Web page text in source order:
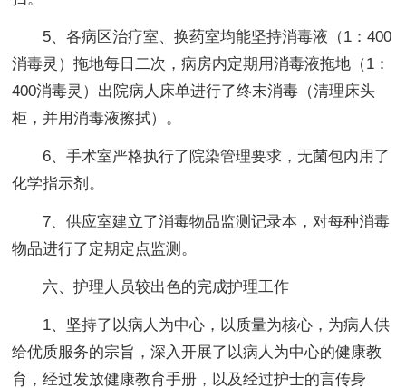
5、各病区治疗室、换药室均能坚持消毒液（1：400
消毒灵）拖地每日二次，病房内定期用消毒液拖地（1：
400消毒灵）出院病人床单进行了终末消毒（清理床头
柜，并用消毒液擦拭）。
6、手术室严格执行了院染管理要求，无菌包内用了
化学指示剂。
7、供应室建立了消毒物品监测记录本，对每种消毒
物品进行了定期定点监测。
六、护理人员较出色的完成护理工作
1、坚持了以病人为中心，以质量为核心，为病人供
给优质服务的宗旨，深入开展了以病人为中心的健康教
育，经过发放健康教育手册，以及经过护士的言传身